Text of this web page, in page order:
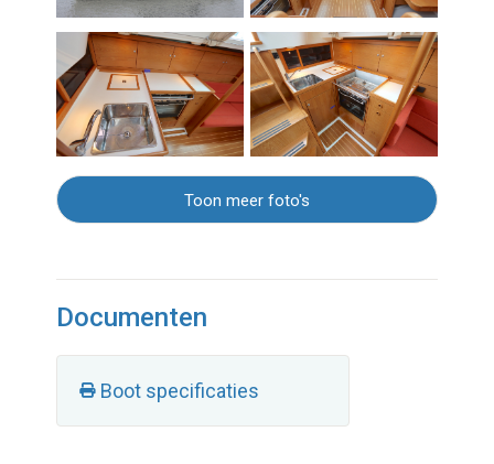
Toon meer foto's
Documenten
Boot specificaties